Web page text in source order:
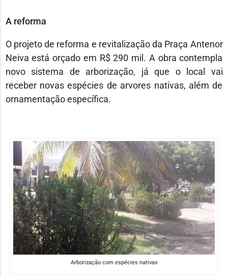
A reforma
O projeto de reforma e revitalização da Praça Antenor
Neiva está orçado em R$ 290 mil. A obra contempla
novo sistema de arborização, já que o local vai
receber novas espécies de arvores nativas, além de
ornamentação específica.
Arborização com espécies nativas